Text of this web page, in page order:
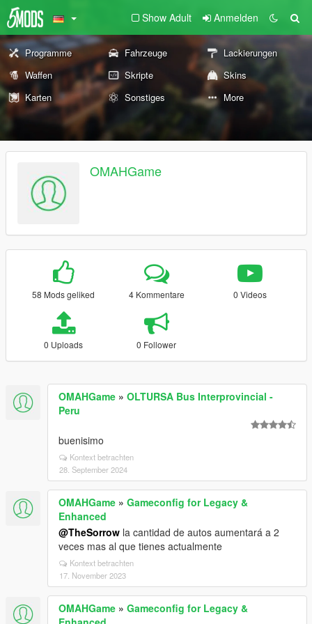
Show Adult Anmelden
Programme Fahrzeuge
Lackierungen
Waffen
Skripte
Skins
Karten
Sonstiges More
OMAHGame
58 Mods geliked 4 Kommentare 0 Videos
0 Uploads 0 Follower
OMAHGame » OLTURSA Bus Interprovincial -
Peru
buenisimo
Kontext betrachten
28. September 2024
OMAHGame » Gameconfig for Legacy &
Enhanced
@TheSorrow la cantidad de autos aumentará a 2
veces mas al que tienes actualmente
Kontext betrachten
17. November 2023
OMAHGame » Gameconfig for Legacy &